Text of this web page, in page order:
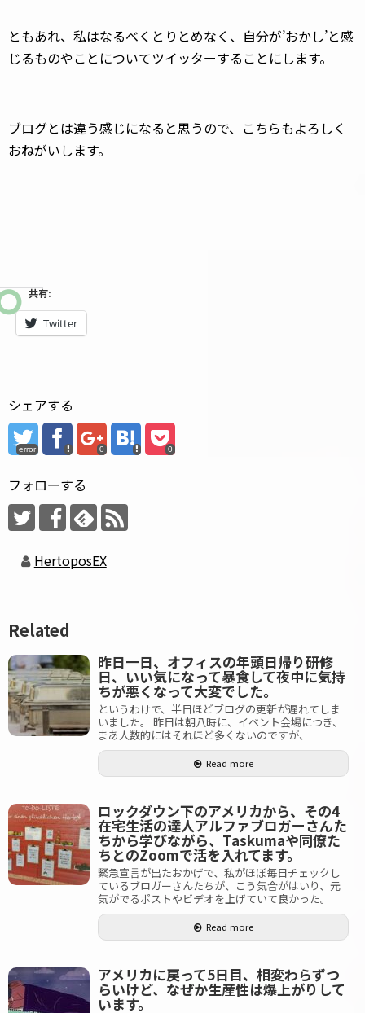
ともあれ、私はなるべくとりとめなく、自分が’おかし’と感
じるものやことについてツイッターすることにします。
ブログとは違う感じになると思うので、こちらもよろしく
おねがいします。
共有:
Twitter
シェアする
error 0 0
フォローする
HertoposEX
Related
昨日一日、オフィスの年頭日帰り研修
日、いい気になって暴食して夜中に気持
ちが悪くなって大変でした。
というわけで、半日ほどブログの更新が遅れてしま
いました。 昨日は朝八時に、イベント会場につき、
まあ人数的にはそれほど多くないのですが、
Read more
ロックダウン下のアメリカから、その4
在宅生活の達人アルファブロガーさんた
ちから学びながら、Taskumaや同僚た
ちとのZoomで活を入れてます。
緊急宣言が出たおかげで、私がほぼ毎日チェックし
ているブロガーさんたちが、こう気合がはいり、元
気がでるポストやビデオを上げていて良かった。
Read more
アメリカに戻って5日目、相変わらずつ
らいけど、なぜか生産性は爆上がりして
います。